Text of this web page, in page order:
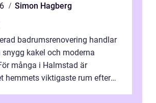
Simon Hagberg
badrumsrenovering handlar
snygg kakel och moderna
många i Halmstad är
hemmets viktigaste rum efter